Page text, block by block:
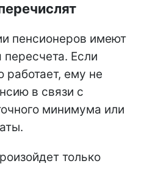
пенсионеров имеют
Если
работает, ему не
в связи с
минимума или
только